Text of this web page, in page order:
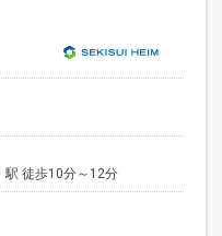
駅 徒歩10分～12分